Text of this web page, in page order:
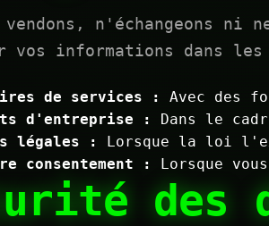
vendons, n'échangeons
vos informations dans
de services :
Avec des
d'entreprise :
Dans le
légales :
Lorsque la loi
consentement :
Lorsque
des